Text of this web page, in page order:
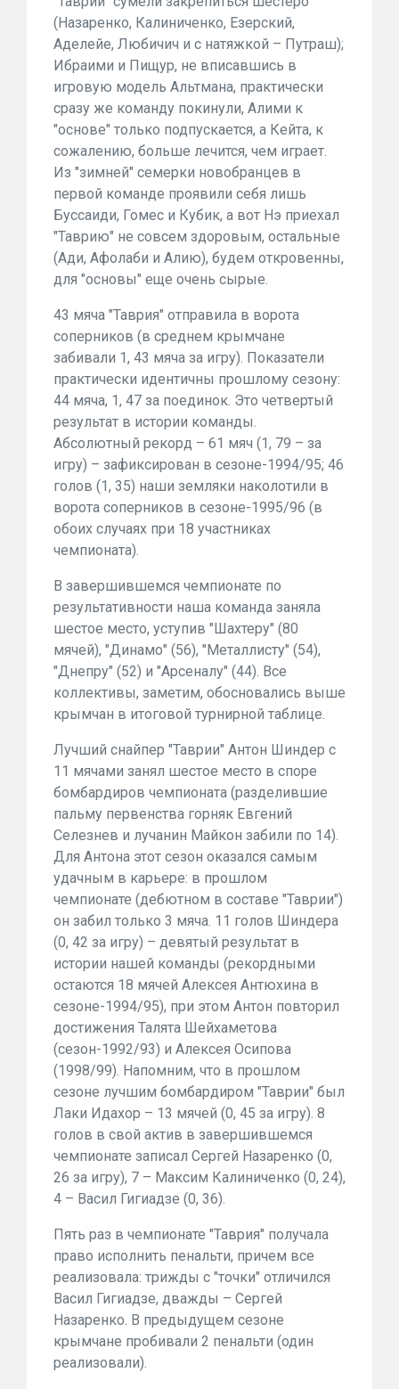
(Назаренко, Калиниченко, Езерский,
Аделейе, Любичич и с натяжкой – Путраш);
Ибраими и Пищур, не вписавшись в
игровую модель Альтмана, практически
сразу же команду покинули, Алими к
"основе" только подпускается, а Кейта, к
сожалению, больше лечится, чем играет.
Из "зимней" семерки новобранцев в
первой команде проявили себя лишь
Буссаиди, Гомес и Кубик, а вот Нэ приехал
"Таврию" не совсем здоровым, остальные
(Ади, Афолаби и Алию), будем откровенны,
для "основы" еще очень сырые.
43 мяча "Таврия" отправила в ворота
соперников (в среднем крымчане
забивали 1, 43 мяча за игру). Показатели
практически идентичны прошлому сезону:
44 мяча, 1, 47 за поединок. Это четвертый
результат в истории команды.
Абсолютный рекорд – 61 мяч (1, 79 – за
игру) – зафиксирован в сезоне-1994/95; 46
голов (1, 35) наши земляки наколотили в
ворота соперников в сезоне-1995/96 (в
обоих случаях при 18 участниках
чемпионата).
В завершившемся чемпионате по
результативности наша команда заняла
шестое место, уступив "Шахтеру" (80
мячей), "Динамо" (56), "Металлисту" (54),
"Днепру" (52) и "Арсеналу" (44). Все
коллективы, заметим, обосновались выше
крымчан в итоговой турнирной таблице.
Лучший снайпер "Таврии" Антон Шиндер с
11 мячами занял шестое место в споре
бомбардиров чемпионата (разделившие
пальму первенства горняк Евгений
Селезнев и лучанин Майкон забили по 14).
Для Антона этот сезон оказался самым
удачным в карьере: в прошлом
чемпионате (дебютном в составе "Таврии")
он забил только 3 мяча. 11 голов Шиндера
(0, 42 за игру) – девятый результат в
истории нашей команды (рекордными
остаются 18 мячей Алексея Антюхина в
сезоне-1994/95), при этом Антон повторил
достижения Талята Шейхаметова
(сезон-1992/93) и Алексея Осипова
(1998/99). Напомним, что в прошлом
сезоне лучшим бомбардиром "Таврии" был
Лаки Идахор – 13 мячей (0, 45 за игру). 8
голов в свой актив в завершившемся
чемпионате записал Сергей Назаренко (0,
26 за игру), 7 – Максим Калиниченко (0, 24),
4 – Васил Гигиадзе (0, 36).
Пять раз в чемпионате "Таврия" получала
право исполнить пенальти, причем все
реализовала: трижды с "точки" отличился
Васил Гигиадзе, дважды – Сергей
Назаренко. В предыдущем сезоне
крымчане пробивали 2 пенальти (один
реализовали).